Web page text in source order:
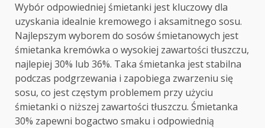
Wybór odpowiedniej śmietanki jest kluczowy dla
uzyskania idealnie kremowego i aksamitnego sosu.
Najlepszym wyborem do sosów śmietanowych jest
śmietanka kremówka o wysokiej zawartości tłuszczu,
najlepiej 30% lub 36%. Taka śmietanka jest stabilna
podczas podgrzewania i zapobiega zwarzeniu się
sosu, co jest częstym problemem przy użyciu
śmietanki o niższej zawartości tłuszczu. Śmietanka
30% zapewni bogactwo smaku i odpowiednią